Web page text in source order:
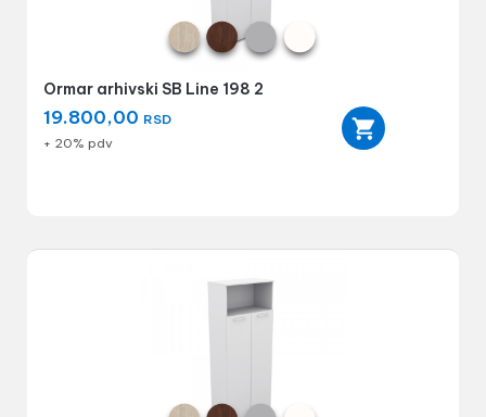
Ormar arhivski SB Line 198 2
19.800,00 RSD
+ 20% pdv